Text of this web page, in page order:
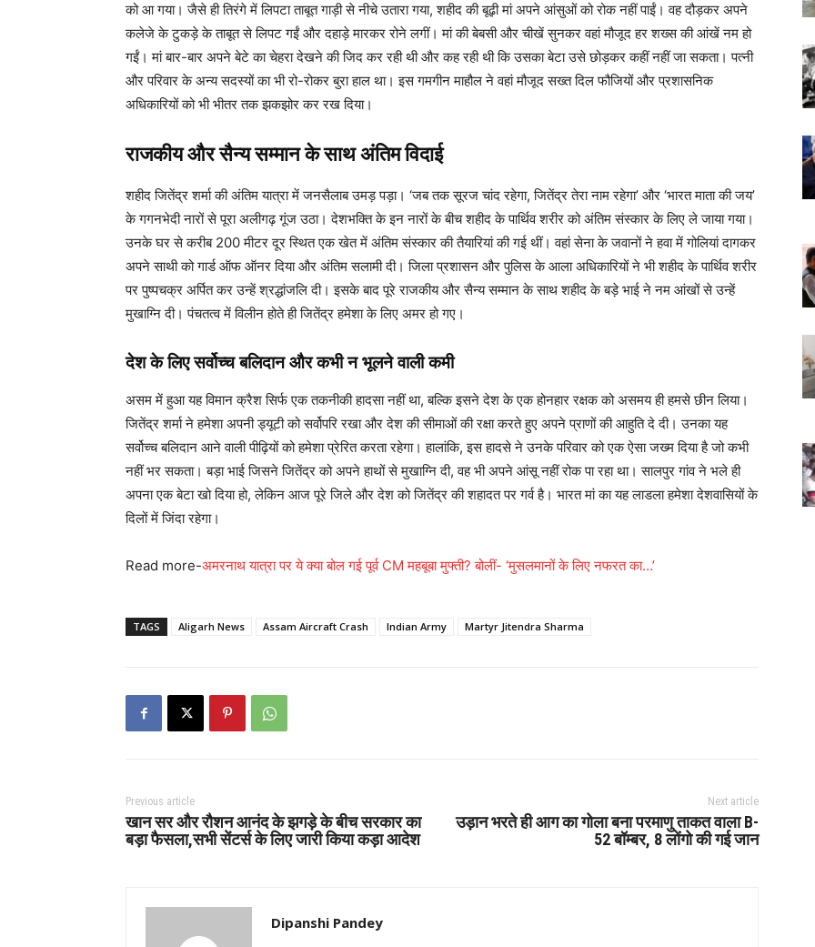
को आ गया। जैसे ही तिरंगे में लिपटा ताबूत गाड़ी से नीचे उतारा गया, शहीद की बूढ़ी मां अपने आंसुओं को रोक नहीं पाईं। वह दौड़कर अपने
कलेजे के टुकड़े के ताबूत से लिपट गईं और दहाड़े मारकर रोने लगीं। मां की बेबसी और चीखें सुनकर वहां मौजूद हर शख्स की आंखें नम हो
गईं। मां बार-बार अपने बेटे का चेहरा देखने की जिद कर रही थी और कह रही थी कि उसका बेटा उसे छोड़कर कहीं नहीं जा सकता। पत्नी
और परिवार के अन्य सदस्यों का भी रो-रोकर बुरा हाल था। इस गमगीन माहौल ने वहां मौजूद सख्त दिल फौजियों और प्रशासनिक
अधिकारियों को भी भीतर तक झकझोर कर रख दिया।
राजकीय और सैन्य सम्मान के साथ अंतिम विदाई
शहीद जितेंद्र शर्मा की अंतिम यात्रा में जनसैलाब उमड़ पड़ा। ‘जब तक सूरज चांद रहेगा, जितेंद्र तेरा नाम रहेगा’ और ‘भारत माता की जय’
के गगनभेदी नारों से पूरा अलीगढ़ गूंज उठा। देशभक्ति के इन नारों के बीच शहीद के पार्थिव शरीर को अंतिम संस्कार के लिए ले जाया गया।
उनके घर से करीब 200 मीटर दूर स्थित एक खेत में अंतिम संस्कार की तैयारियां की गई थीं। वहां सेना के जवानों ने हवा में गोलियां दागकर
अपने साथी को गार्ड ऑफ ऑनर दिया और अंतिम सलामी दी। जिला प्रशासन और पुलिस के आला अधिकारियों ने भी शहीद के पार्थिव शरीर
पर पुष्पचक्र अर्पित कर उन्हें श्रद्धांजलि दी। इसके बाद पूरे राजकीय और सैन्य सम्मान के साथ शहीद के बड़े भाई ने नम आंखों से उन्हें
मुखाग्नि दी। पंचतत्व में विलीन होते ही जितेंद्र हमेशा के लिए अमर हो गए।
देश के लिए सर्वोच्च बलिदान और कभी न भूलने वाली कमी
असम में हुआ यह विमान क्रैश सिर्फ एक तकनीकी हादसा नहीं था, बल्कि इसने देश के एक होनहार रक्षक को असमय ही हमसे छीन लिया।
जितेंद्र शर्मा ने हमेशा अपनी ड्यूटी को सर्वोपरि रखा और देश की सीमाओं की रक्षा करते हुए अपने प्राणों की आहुति दे दी। उनका यह
सर्वोच्च बलिदान आने वाली पीढ़ियों को हमेशा प्रेरित करता रहेगा। हालांकि, इस हादसे ने उनके परिवार को एक ऐसा जख्म दिया है जो कभी
नहीं भर सकता। बड़ा भाई जिसने जितेंद्र को अपने हाथों से मुखाग्नि दी, वह भी अपने आंसू नहीं रोक पा रहा था। सालपुर गांव ने भले ही
अपना एक बेटा खो दिया हो, लेकिन आज पूरे जिले और देश को जितेंद्र की शहादत पर गर्व है। भारत मां का यह लाडला हमेशा देशवासियों के
दिलों में जिंदा रहेगा।
Read more-अमरनाथ यात्रा पर ये क्या बोल गई पूर्व CM महबूबा मुफ्ती? बोलीं- ‘मुसलमानों के लिए नफरत का…’
TAGS Aligarh News Assam Aircraft Crash Indian Army Martyr Jitendra Sharma
Previous article
खान सर और रौशन आनंद के झगड़े के बीच सरकार का
बड़ा फैसला,सभी सेंटर्स के लिए जारी किया कड़ा आदेश
Next article
उड़ान भरते ही आग का गोला बना परमाणु ताकत वाला B-
52 बॉम्बर, 8 लोंगो की गई जान
Dipanshi Pandey